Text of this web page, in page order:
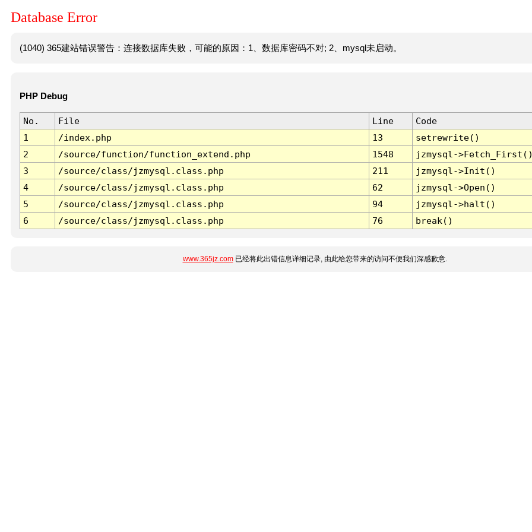
Database Error
(1040) 365建站错误警告：连接数据库失败，可能的原因：1、数据库密码不对; 2、mysql未启动。
PHP Debug
No. File Line
Code
1
/index.php 13
setrewrite()
2
/source/function/function_extend.php 1548
jzmysql-
3
/source/class/jzmysql.class.php 211
jzmysql->Init()
4
/source/class/jzmysql.class.php 62
jzmysql->Open()
5
/source/class/jzmysql.class.php 94
jzmysql->halt()
6
/source/class/jzmysql.class.php 76 break()
www.365jz.com已经将此出错信息详细记录, 由此给您带来的访问不便我们深感歉意.